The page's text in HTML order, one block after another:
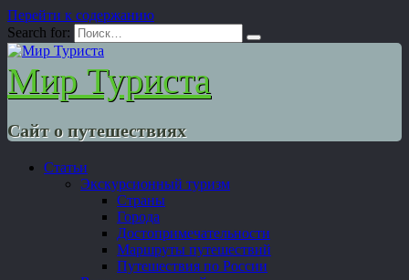
Перейти к содержанию
Search for:
Мир Туриста
Сайт о путешествиях
Статьи
Экскурсионный туризм
Страны
Города
Достопримечательности
Маршруты путешествий
Путешествия по России